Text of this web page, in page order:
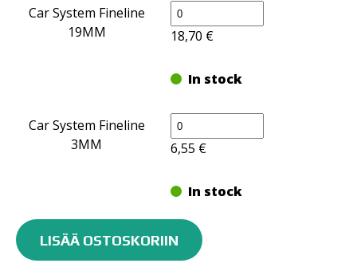
Car System Fineline
19MM
FINELINE
RAJAUSTEIPPI
määrä
18,70 €
In stock
Car System Fineline
3MM
FINELINE
RAJAUSTEIPPI
määrä
6,55 €
In stock
Car System Fineline
6MM
FINELINE
RAJAUSTEIPPI
13,05
FINELINE
RAJAUSTEIPPI
määrä
LISÄÄ OSTOSKORIIN